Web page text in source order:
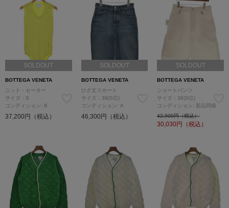
SOLDOUT
BOTTEGA VENETA
ニット・セーター
サイズ：S
コンディション: B
37,200円（税込）
SOLDOUT
BOTTEGA VENETA
ひざ丈スカート
サイズ：38(S位)
コンディション: A
46,300円（税込）
SOLDOUT
BOTTEGA VENETA
ショートパンツ
サイズ：38(S位)
コンディション: 新品同様
42,900円（税込）
30,030円（税込）